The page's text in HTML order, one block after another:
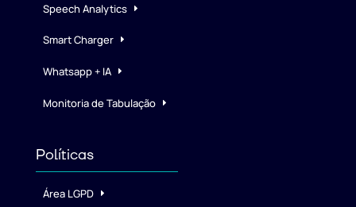
Speech Analytics
Smart Charger
Whatsapp + IA
Monitoria de Tabulação
Políticas
Área LGPD